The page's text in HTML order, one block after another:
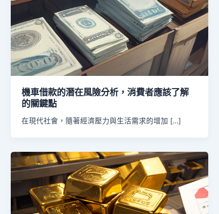
機車借款的潛在風險分析，消費者應該了解
的關鍵點
在現代社會，隨著經濟壓力與生活需求的增加 […]